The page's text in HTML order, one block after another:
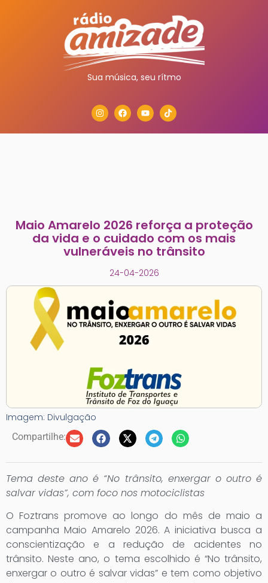
Sua música, seu rítmo
Maio Amarelo 2026 reforça a proteção
da vida e o cuidado com os mais
vulneráveis no trânsito
24-04-2026
Imagem: Divulgação
Compartilhe:
Tema deste ano é “No trânsito, enxergar o outro é
salvar vidas”, com foco nos motociclistas
O Foztrans promove ao longo do mês de maio a
campanha Maio Amarelo 2026. A iniciativa busca a
conscientização e a redução de acidentes no
trânsito. Neste ano, o tema escolhido é “No trânsito,
enxergar o outro é salvar vidas” e tem como objetivo